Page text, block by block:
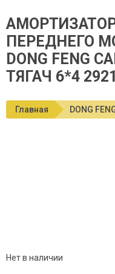
ПЕРЕДНЕГО
DONG FENG
ТЯГАЧ 6*4
Главная DONG
Нет в наличии